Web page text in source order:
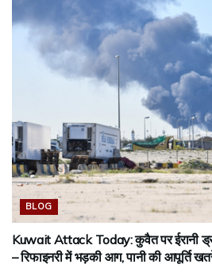
BLOG
Kuwait Attack Today: कुवैत पर ईरानी
– रिफाइनरी में भड़की आग, पानी की आपूर्ति